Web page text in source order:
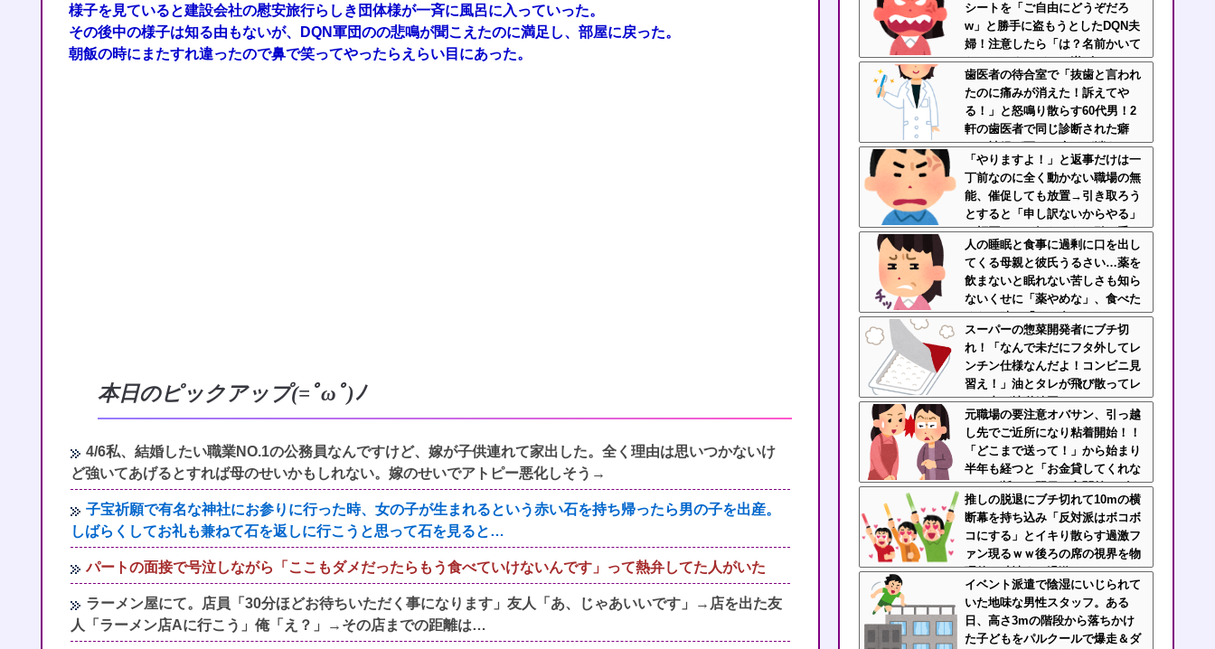
様子を見ていると建設会社の慰安旅行らしき団体様が一斉に風呂に入っていった。
その後中の様子は知る由もないが、DQN軍団のの悲鳴が聞こえたのに満足し、部屋に戻った。
朝飯の時にまたすれ違ったので鼻で笑ってやったらえらい目にあった。
本日のピックアップ(=ﾟωﾟ)ﾉ
4/6私、結婚したい職業NO.1の公務員なんですけど、嫁が子供連れて家出した。全く理由は思いつかないけ
ど強いてあげるとすれば母のせいかもしれない。嫁のせいでアトピー悪化しそう→
子宝祈願で有名な神社にお参りに行った時、女の子が生まれるという赤い石を持ち帰ったら男の子を出産。
しばらくしてお礼も兼ねて石を返しに行こうと思って石を見ると…
パートの面接で号泣しながら「ここもダメだったらもう食べていけないんです」って熱弁してた人がいた
ラーメン屋にて。店員「30分ほどお待ちいただく事になります」友人「あ、じゃあいいです」→店を出た友
人「ラーメン店Aに行こう」俺「え？」→その店までの距離は…
シートを「ご自由にどうぞだろ
w」と勝手に盗もうとしたDQN夫
婦！注意したら「は？名前かいて
ないんですけど」と逆ギレ
歯医者の待合室で「抜歯と言われ
たのに痛みが消えた！訴えてや
る！」と怒鳴り散らす60代男！2
軒の歯医者で同じ診断された癖
に、神経が死んで痛みが消えたの
を「治った」と錯覚して逆ギレす
る地獄の迷惑ジジイに遭遇
「やりますよ！」と返事だけは一
丁前なのに全く動かない職場の無
能、催促しても放置→引き取ろう
とすると「申し訳ないからやる」
と拒否…やる気ないなら引き受け
るなよ・・・
人の睡眠と食事に過剰に口を出し
てくる母親と彼氏うるさい…薬を
飲まないと眠れない苦しさも知ら
ないくせに「薬やめな」、食べた
くない時に「一口食べて」としつ
こい無神経すぎる！！
スーパーの惣菜開発者にブチ切
れ！「なんで未だにフタ外してレ
ンチン仕様なんだよ！コンビニ見
習え！」油とタレが飛び散ってレ
ンジ内が地獄絵図
元職場の要注意オバサン、引っ越
し先でご近所になり粘着開始！！
「どこまで送って！」から始まり
半年も経つと「お金貸してくれな
い？」断ると翌日、玄関前にゴミ
が置かれる
推しの脱退にブチ切れて10mの横
断幕を持ち込み「反対派はボコボ
コにする」とイキり散らす過激フ
ァン現るｗｗ後ろの席の視界を物
理的に破壊する過激ファンにイラ
イラが止まらん
イベント派遣で陰湿にいじられて
いた地味な男性スタッフ。ある
日、高さ3mの階段から落ちかけ
た子どもをパルクールで爆走＆ダ